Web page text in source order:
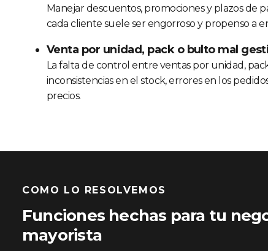
Manejar descuentos, promociones y plazos de
cada cliente suele ser engorroso y propenso a
Venta por unidad, pack o bulto mal
La falta de control entre ventas por unidad,
inconsistencias en el stock, errores en los
precios.
COMO LO RESOLVEMOS
Funciones hechas para tu
mayorista